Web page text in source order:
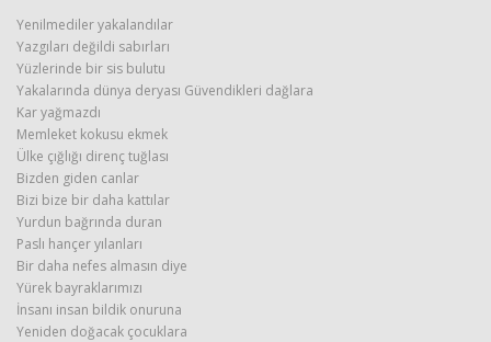
Yenilmediler yakalandılar
Yazgıları değildi sabırları
Yüzlerinde bir sis bulutu
Yakalarında dünya deryası Güvendikleri dağlara
Kar yağmazdı
Memleket kokusu ekmek
Ülke çığlığı direnç tuğlası
Bizden giden canlar
Bizi bize bir daha kattılar
Yurdun bağrında duran
Paslı hançer yılanları
Bir daha nefes almasın diye
Yürek bayraklarımızı
İnsanı insan bildik onuruna
Yeniden doğacak çocuklara